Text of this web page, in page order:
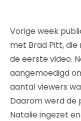
Vorige week
met Brad Pitt,
de eerste video.
aangemoedigd
aantal viewers
Daarom werd de
Natalie ingezet